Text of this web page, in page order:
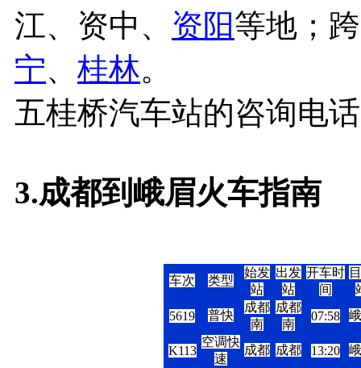
江、资中、 资阳等地；
宁、 桂林。
五桂桥汽车站的咨询电
3.成都到峨眉火车指南
车次 类型
始发
站
出发
站
开车时
间
5619
普快
成都
南
成都
南
07:58
K113
空调快
速
成都 成都 13:20